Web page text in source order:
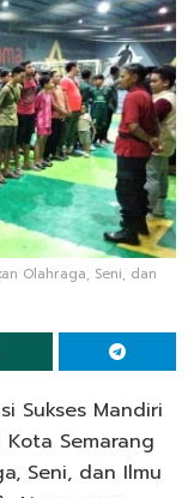
Olahraga, Seni, dan
Sukses Mandiri
Kota Semarang
Seni, dan Ilmu